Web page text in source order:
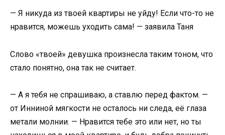
— Я никуда из твоей квартиры не уйду! Если что-то не
нравится, можешь уходить сама! — заявила Таня
Слово «твоей» девушка произнесла таким тоном, что
стало понятно, она так не считает.
— А я тебя не спрашиваю, а ставлю перед фактом. —
от Инниной мягкости не осталось ни следа, её глаза
метали молнии. — Нравится тебе это или нет, но ты